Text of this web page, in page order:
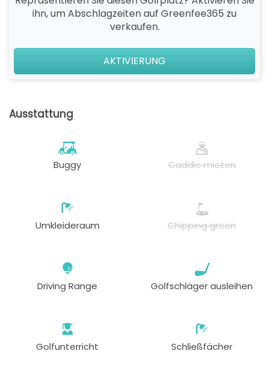
ihn, um Abschlagzeiten auf Greenfee365 zu
verkaufen.
AKTIVIERUNG
Ausstattung
Buggy Caddie mieten
Umkleideraum Chipping green
Driving Range Golfschläger ausleihen
Golfunterricht Schließfächer